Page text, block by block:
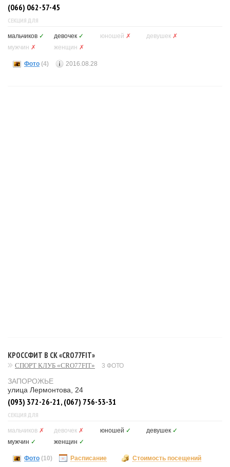
(066) 062-57-45
СЕКЦИЯ ДЛЯ
мальчиков ✓ девочек ✓ юношей ✗ девушек ✗
мужчин ✗ женщин ✗
Фото (4) 2016.08.28
КРОССФИТ В СК «CRO77FIT»
СПОРТ КЛУБ «CRO77FIT» 3 ФОТО
ЗАПОРОЖЬЕ
улица Лермонтова, 24
(093) 372-26-21, (067) 756-53-31
СЕКЦИЯ ДЛЯ
мальчиков ✗ девочек ✗ юношей ✓ девушек ✓
мужчин ✓ женщин ✓
Фото (10) Расписание
Стоимость посещений